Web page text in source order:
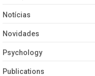
Notícias
Novidades
Psychology
Publications